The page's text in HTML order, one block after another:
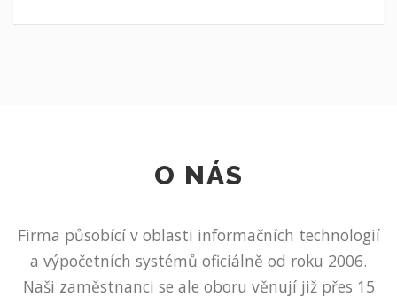
O NÁS
Firma působící v oblasti informačních technologií
a výpočetních systémů oficiálně od roku 2006.
Naši zaměstnanci se ale oboru věnují již přes 15